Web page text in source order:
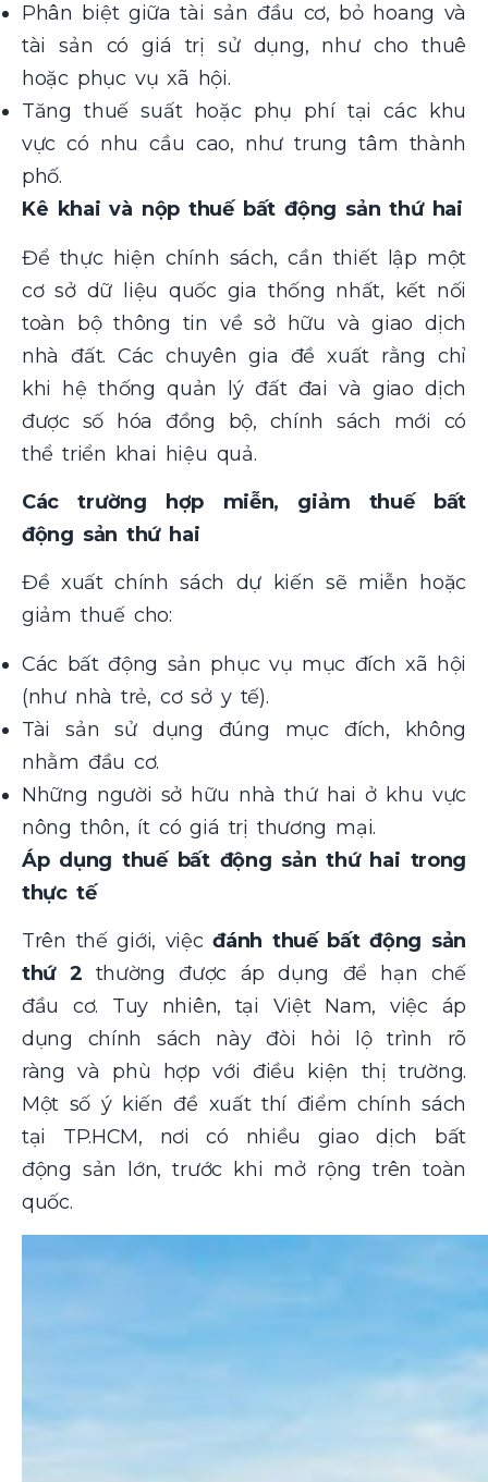
Phân biệt giữa tài sản đầu cơ, bỏ hoang và
tài sản có giá trị sử dụng, như cho thuê
hoặc phục vụ xã hội.
Tăng thuế suất hoặc phụ phí tại các khu
vực có nhu cầu cao, như trung tâm thành
phố​.
Kê khai và nộp thuế bất động sản thứ hai
Để thực hiện chính sách, cần thiết lập một
cơ sở dữ liệu quốc gia thống nhất, kết nối
toàn bộ thông tin về sở hữu và giao dịch
nhà đất. Các chuyên gia đề xuất rằng chỉ
khi hệ thống quản lý đất đai và giao dịch
được số hóa đồng bộ, chính sách mới có
thể triển khai hiệu quả​.
Các trường hợp miễn, giảm thuế bất
động sản thứ hai
Đề xuất chính sách dự kiến sẽ miễn hoặc
giảm thuế cho:
Các bất động sản phục vụ mục đích xã hội
(như nhà trẻ, cơ sở y tế).
Tài sản sử dụng đúng mục đích, không
nhằm đầu cơ.
Những người sở hữu nhà thứ hai ở khu vực
nông thôn, ít có giá trị thương mại​.
Áp dụng thuế bất động sản thứ hai trong
thực tế
Trên thế giới, việcđánh thuế bất động sản
thứ 2 thường được áp dụng để hạn chế
đầu cơ. Tuy nhiên, tại Việt Nam, việc áp
dụng chính sách này đòi hỏi lộ trình rõ
ràng và phù hợp với điều kiện thị trường.
Một số ý kiến đề xuất thí điểm chính sách
tại TP.HCM, nơi có nhiều giao dịch bất
động sản lớn, trước khi mở rộng trên toàn
quốc​.